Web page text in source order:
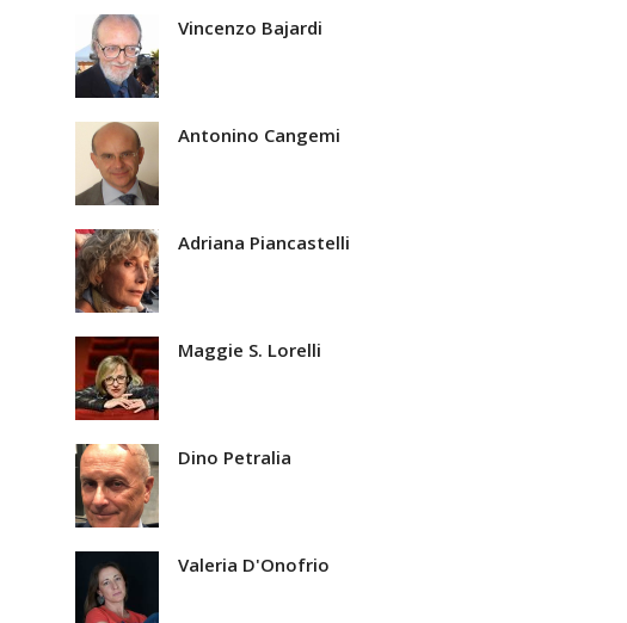
Vincenzo Bajardi
Antonino Cangemi
Adriana Piancastelli
Maggie S. Lorelli
Dino Petralia
Valeria D'Onofrio